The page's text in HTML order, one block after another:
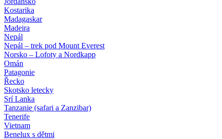
Kostarika
Madagaskar
Madeira
Nepál
Nepál – trek pod Mount Everest
Norsko – Lofoty a Nordkapp
Omán
Patagonie
Řecko
Skotsko letecky
Srí Lanka
Tanzanie (safari a Zanzibar)
Tenerife
Vietnam
Benelux s dětmi